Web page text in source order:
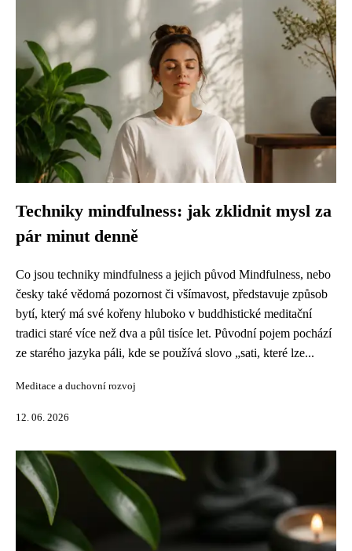
Techniky mindfulness: jak zklidnit mysl za
pár minut denně
Co jsou techniky mindfulness a jejich původ Mindfulness, nebo
česky také vědomá pozornost či všímavost, představuje způsob
bytí, který má své kořeny hluboko v buddhistické meditační
tradici staré více než dva a půl tisíce let. Původní pojem pochází
ze starého jazyka páli, kde se používá slovo „sati, které lze...
Meditace a duchovní rozvoj
12. 06. 2026